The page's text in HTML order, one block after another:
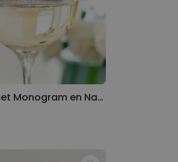
Wijnglas met Monogram en Naam